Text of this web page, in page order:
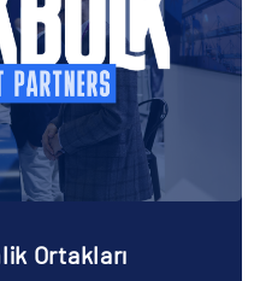
Ortakları